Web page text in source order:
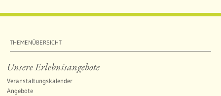
THEMENÜBERSICHT
Unsere Erlebnisangebote
Veranstaltungskalender
Angebote